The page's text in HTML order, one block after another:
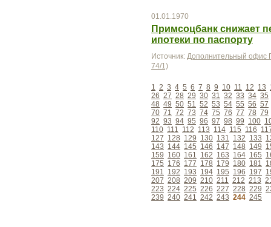
01.01.1970
Примсоцбанк снижает
ипотеки по паспорту
Источник: Дополнительный офис
74/1)
1 2 3 4 5 6 7 8 9 10 11 12 13
26 27 28 29 30 31 32 33 34 35
48 49 50 51 52 53 54 55 56 57
70 71 72 73 74 75 76 77 78 79
92 93 94 95 96 97 98 99 100
110 111 112 113 114 115 116
127 128 129 130 131 132 133
143 144 145 146 147 148 149
159 160 161 162 163 164 165
175 176 177 178 179 180 181
191 192 193 194 195 196 197
207 208 209 210 211 212 213
223 224 225 226 227 228 229
239 240 241 242 243 244 245